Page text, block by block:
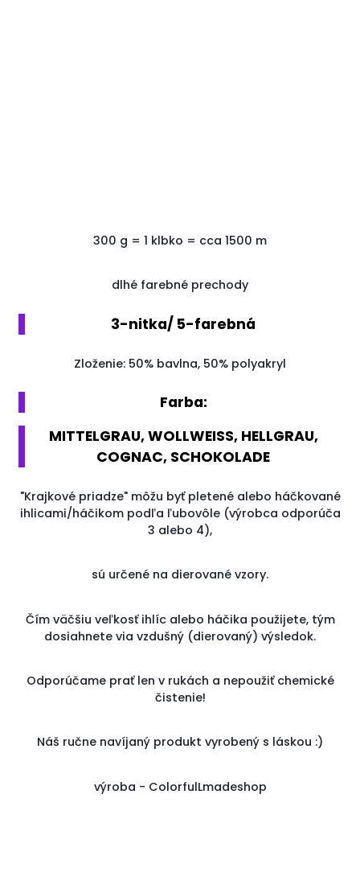
300 g = 1 klbko = cca 1500 m
dlhé farebné prechody
3-nitka/ 5-farebná
Zloženie: 50% bavlna, 50% polyakryl
Farba:
MITTELGRAU, WOLLWEISS, HELLGRAU,
COGNAC, SCHOKOLADE
"Krajkové priadze" môžu byť pletené alebo háčkované
ihlicami/háčikom podľa ľubovôle (výrobca odporúča
3 alebo 4),
sú určené na dierované vzory.
Čím väčšiu veľkosť ihlíc alebo háčika použijete, tým
dosiahnete via vzdušný (dierovaný) výsledok.
Odporúčame prať len v rukách a nepoužiť chemické
čistenie!
Náš ručne navíjaný produkt vyrobený s láskou :)
výroba - ColorfulLmadeshop